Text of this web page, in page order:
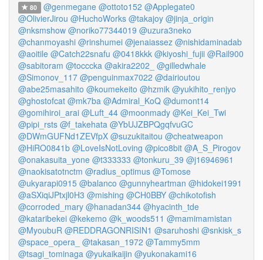
80 @genmegane @ottoto152 @Applegate0
@OlivierJirou @HuchoWorks @takajoy @jinja_origin
@nksmshow @noriko77344019 @uzura3neko
@chanmoyashi @rinshumei @jenaiassez @nishidaminadab
@aoitile @Catch22snafu @0418kkk @kiyoshi_fujii @Rail900
@sabitoram @tocccka @akira2202_
@gilledwhale
@Simonov_117 @penguinmax7022 @dairioutou
@abe25masahito @koumekeito @hzmik @yukihito_renjyo
@ghostofcat @mk7ba @Admiral_KoQ @dumont14
@gomihiroi_arai @Luft_44 @moonmady @Kei_Kei_Twi
@pipi_rsts @f_takehata @YbUJZBPQgqfvuGC
@DWmGUFNd1ZEVfpX @suzukitaitou @cheatweapon
@HiRO0841b @LoveIsNotLoving @pico8bit @A_S_Pirogov
@onakasuita_yone @t333333 @tonkuru_39 @j16946961
@naokisatotnctm @radius_optimus @Tomose
@ukyarapi0915 @balanco @gunnyheartman @hidokei1991
@aSXiqiJPtxjl0H3 @mishing @CH0BBY @chikotofish
@corroded_mary @hanadan344 @hyacinth_tde
@kataribekei @kekemo @k_woods511 @mamimamistan
@MyoubuR @REDDRAGONRISIN1 @saruhoshi @snkisk_s
@space_opera_ @takasan_1972 @Tammy5mm
@tsagi_tominaga @yukaikaijin @yukonakami16